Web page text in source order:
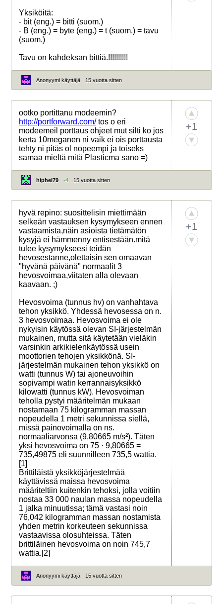
Yksiköitä:
- bit (eng.) = bitti (suom.)
- B (eng.) = byte (eng.) = t (suom.) = tavu
(suom.)
Tavu on kahdeksan bittiä.!!!!!!!!!!
Anonyymi käyttäjä 15 vuotta sitten
ootko portittanu modeemin?
http://portforward.com/tos o eri
modeemeil porttaus ohjeet mut silti ko jos
kerta 10meganen ni vaik ei ois porttausta
tehty ni pitäs ol nopeempi ja toiseks
samaa mieltä mitä Plasticma sano =)
+1
hiphei79 -4 15 vuotta sitten
hyvä repino: suosittelisin miettimään
selkeän vastauksen kysymykseen ennen
vastaamista,näin asioista tietämätön
kysyjä ei hämmenny entisestään.mitä
tulee kysymykseesi teidän
hevosestanne,olettaisin sen omaavan
"hyvänä päivänä" normaalit 3
hevosvoimaa,viitaten alla olevaan
kaavaan. ;)
Hevosvoima (tunnus hv) on vanhahtava
tehon yksikkö. Yhdessä hevosessa on n.
3 hevosvoimaa. Hevosvoima ei ole
nykyisin käytössä olevan SI-järjestelmän
mukainen, mutta sitä käytetään vieläkin
varsinkin arkikielenkäytössä usein
moottorien tehojen yksikkönä. SI-
järjestelmän mukainen tehon yksikkö on
watti (tunnus W) tai ajoneuvoihin
sopivampi watin kerrannaisyksikkö
kilowatti (tunnus kW). Hevosvoiman
teholla pystyi määritelmän mukaan
nostamaan 75 kilogramman massan
nopeudella 1 metri sekunnissa siellä,
missä painovoimalla on ns.
normaaliarvonsa (9,80665 m/s²). Täten
yksi hevosvoima on 75 · 9,80665 =
735,49875 eli suunnilleen 735,5 wattia.
[1]
Brittiläistä yksikköjärjestelmää
käyttävissä maissa hevosvoima
määriteltiin kuitenkin tehoksi, jolla voitiin
nostaa 33 000 naulan massa nopeudella
1 jalka minuutissa; tämä vastasi noin
76,042 kilogramman massan nostamista
yhden metrin korkeuteen sekunnissa
vastaavissa olosuhteissa. Täten
brittiläinen hevosvoima on noin 745,7
wattia.[2]
+1
Anonyymi käyttäjä 15 vuotta sitten